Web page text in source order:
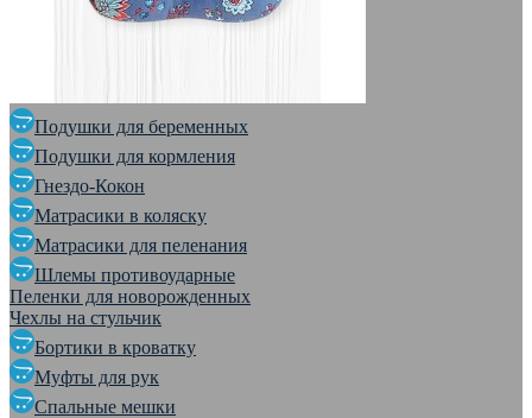
Подушки для беременных
Подушки для кормления
Гнездо-Кокон
Матрасики в коляску
Матрасики для пеленания
Шлемы противоударные
Пеленки для новорожденных
Чехлы на стульчик
Бортики в кроватку
Муфты для рук
Спальные мешки